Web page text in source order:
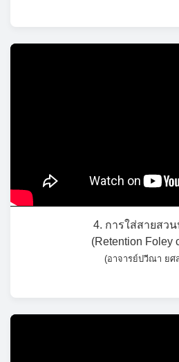
4. การใส่สายสว
(Retention Foley
(อาจารย์ปวีณา ยศ